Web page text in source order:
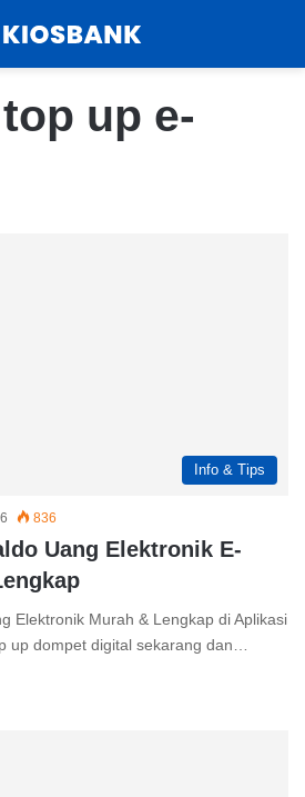
up e-
Info & Tips
836
Uang Elektronik E-
Elektronik Murah & Lengkap di Aplikasi
up dompet digital sekarang dan…